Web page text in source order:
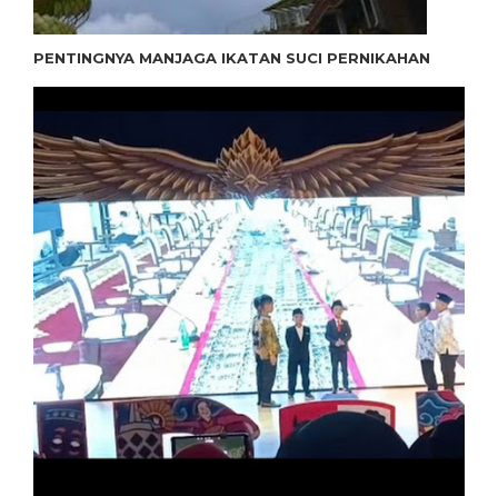
PENTINGNYA MANJAGA IKATAN SUCI PERNIKAHAN